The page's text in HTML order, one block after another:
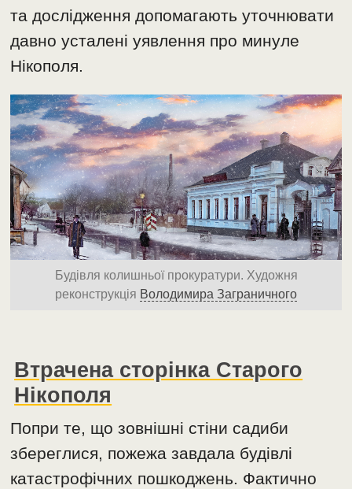
та дослідження допомагають уточнювати
давно усталені уявлення про минуле
Нікополя.
Будівля колишньої прокуратури. Художня
реконструкція Володимира Заграничного
Втрачена сторінка Старого
Нікополя
Попри те, що зовнішні стіни садиби
збереглися, пожежа завдала будівлі
катастрофічних пошкоджень. Фактично